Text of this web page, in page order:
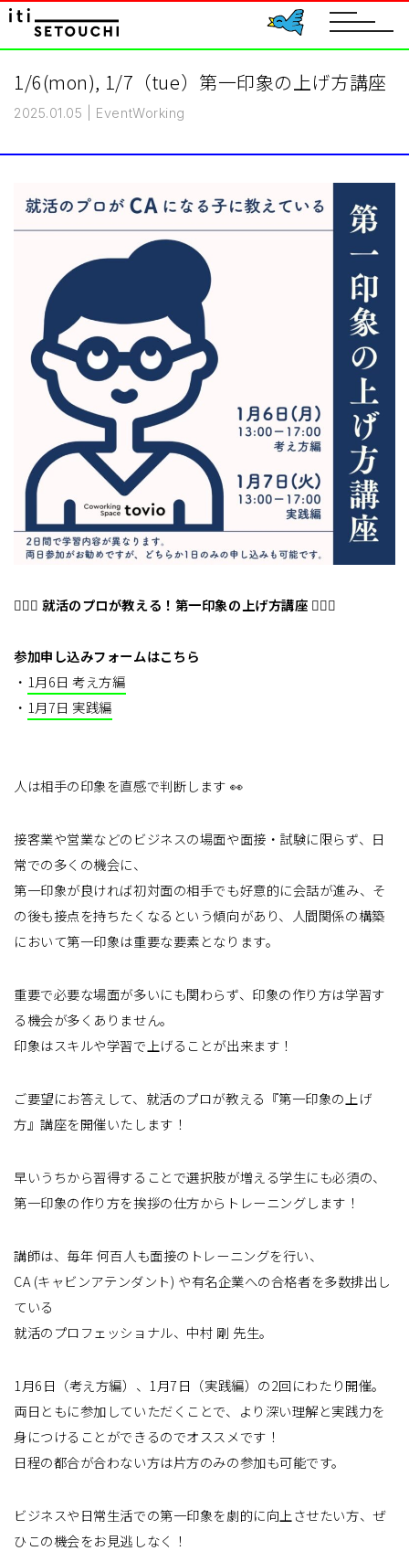
toggle
1/6(mon), 1/7（tue）第一印象の上げ方講座
2025.01.05 EventWorking
💁🏻‍♂️ 就活のプロが教える！第一印象の上げ方講座 💁🏻‍♀️
参加申し込みフォームはこちら
・ 1月6日 考え方編
・ 1月7日 実践編
人は相手の印象を直感で判断します 👀
接客業や営業などのビジネスの場面や面接・試験に限らず、日
常での多くの機会に、
第一印象が良ければ初対面の相手でも好意的に会話が進み、そ
の後も接点を持ちたくなるという傾向があり、人間関係の構築
において第一印象は重要な要素となります。
重要で必要な場面が多いにも関わらず、印象の作り方は学習す
る機会が多くありません。
印象はスキルや学習で上げることが出来ます！
ご要望にお答えして、就活のプロが教える『第一印象の上げ
方』講座を開催いたします！
早いうちから習得することで選択肢が増える学生にも必須の、
第一印象の作り方を挨拶の仕方からトレーニングします！
講師は、毎年 何百人も面接のトレーニングを行い、
CA (キャビンアテンダント) や有名企業への合格者を多数排出し
ている
就活のプロフェッショナル、中村 剛 先生。
1月6日（考え方編）、1月7日（実践編）の2回にわたり開催。
両日ともに参加していただくことで、より深い理解と実践力を
身につけることができるのでオススメです！
日程の都合が合わない方は片方のみの参加も可能です。
ビジネスや日常生活での第一印象を劇的に向上させたい方、ぜ
ひこの機会をお見逃しなく！